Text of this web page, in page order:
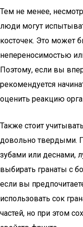
Тем не менее,
люди могут
косточек. Это может
непереносимостью
Поэтому, если вы
рекомендуется
оценить реакцию
Также стоит
довольно твердыми.
зубами или деснами,
выбирать гранаты с
если вы
использовать сок
частей, но при этом